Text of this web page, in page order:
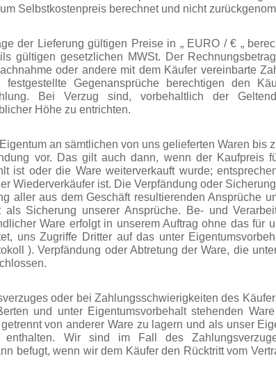
Selbstkostenpreis berechnet und nicht
der Lieferung gültigen Preise in „ EURO / € „
gültigen gesetzlichen MWSt. Der
oder andere mit dem Käufer vereinbarte
festgestellte Gegenansprüche berechtigen den
Bei Verzug sind, vorbehaltlich der
Höhe zu entrichten.
an sämtlichen von uns gelieferten Waren bis
vor. Das gilt auch dann, wenn der Kaufpreis
ist oder die Ware weiterverkauft wurde;
Wiederverkäufer ist. Die Verpfändung oder
aller aus dem Geschäft resultierenden Ansprüche
als Sicherung unserer Ansprüche. Be-und
Ware erfolgt in unserem Auftrag ohne das für
uns Zugriffe Dritter auf das unter
). Verpfändung oder Abtretung der Ware, die
oder bei Zahlungsschwierigkeiten des
und unter Eigentumsvorbehalt stehenden
von anderer Ware zu lagern und als unser
enthalten. Wir sind im Fall des
befugt, wenn wir dem Käufer den Rücktritt vom